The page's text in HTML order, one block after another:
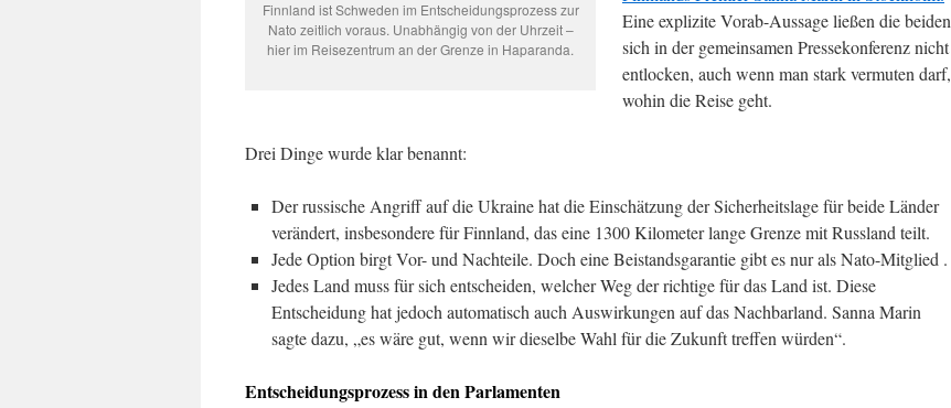
Finnland ist Schweden im Entscheidungsprozess zur
Nato zeitlich voraus. Unabhängig von der Uhrzeit –
hier im Reisezentrum an der Grenze in Haparanda.
Eine explizite Vorab-Aussage ließen die beiden
sich in der gemeinsamen Pressekonferenz nicht
entlocken, auch wenn man stark vermuten darf,
wohin die Reise geht.
Drei Dinge wurde klar benannt:
Der russische Angriff auf die Ukraine hat die Einschätzung der Sicherheitslage für beide Länder
verändert, insbesondere für Finnland, das eine 1300 Kilometer lange Grenze mit Russland teilt.
Jede Option birgt Vor- und Nachteile. Doch eine Beistandsgarantie gibt es nur als Nato-Mitglied .
Jedes Land muss für sich entscheiden, welcher Weg der richtige für das Land ist. Diese
Entscheidung hat jedoch automatisch auch Auswirkungen auf das Nachbarland. Sanna Marin
sagte dazu, „es wäre gut, wenn wir dieselbe Wahl für die Zukunft treffen würden“.
Entscheidungsprozess in den Parlamenten